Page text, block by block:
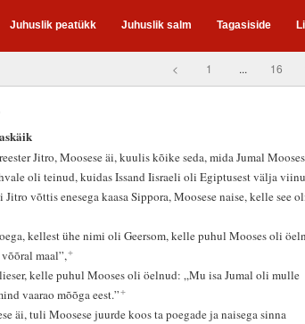
Juhuslik peatükk Juhuslik salm Tagasiside
< 1 ... 16
Jitro, Moosese äi, kuulis kõike seda, mida Jumal
oli teinud, kuidas Issand Iisraeli oli Egiptusest välja
Jitro võttis enesega kaasa Sippora, Moosese naise, kelle see
kellest ühe nimi oli Geersom, kelle puhul Mooses oli
maal”,+
kelle puhul Mooses oli öelnud: „Mu isa Jumal oli mulle
vaarao mõõga eest.”+
äi, tuli Moosese juurde koos ta poegade ja naisega sinna